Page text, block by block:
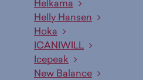
Helkama
Helly Hansen
Hoka
ICANIWILL
Icepeak
New Balance